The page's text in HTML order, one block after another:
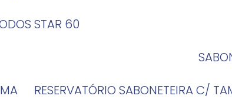
STAR 60
RESERVATÓRIO SABONETEIRA C/